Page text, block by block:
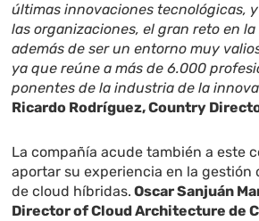
últimas innovaciones tecnológicas,
las organizaciones, el gran reto en
además de ser un entorno muy
ya que reúne a más de 6.000
ponentes de la industria de la
Ricardo Rodríguez, Country
La compañía acude también a este
aportar su experiencia en la gestión
de cloud híbridas. Oscar Sanjuán
Director of Cloud Architecture de